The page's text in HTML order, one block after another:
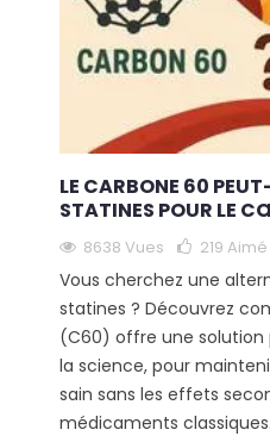
LE CARBONE 60
STATINES POUR LE
8638 Vues 219 Aimé
Vous cherchez une
statines ? Découvrez
(C60) offre une solution
la science, pour
sain sans les effets
médicaments